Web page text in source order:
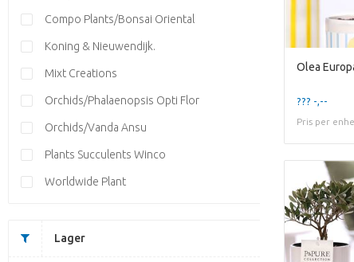
Compo Plants/Bonsai Oriental
Koning & Nieuwendijk.
Mixt Creations
Orchids/Phalaenopsis Opti Flor
Orchids/Vanda Ansu
Plants Succulents Winco
Worldwide Plant
Lager
??? -,--
Pris per